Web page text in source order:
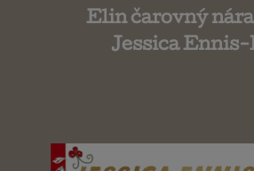
Elin čarovný
Jessica